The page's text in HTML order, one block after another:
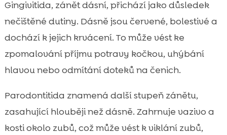
Gingivitida, zánět dásní, přichází jako důsledek
nečištěné dutiny. Dásně jsou červené, bolestivé a
dochází k jejich krvácení. To může vést ke
zpomalování příjmu potravy kočkou, uhýbání
hlavou nebo odmítání doteků na čenich.
Parodontitida znamená další stupeň zánětu,
zasahující hlouběji než dásně. Zahrnuje vazivo a
kosti okolo zubů, což může vést k viklání zubů,